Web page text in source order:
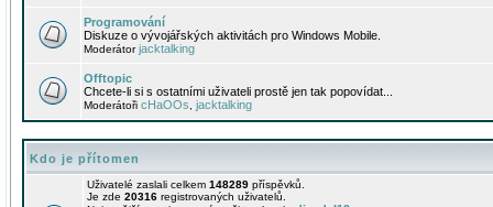
Programování
Diskuze o vývojářských aktivitách pro Windows Mobile.
Moderátorjacktalking
Offtopic
Chcete-li si s ostatními uživateli prostě jen tak popovídat...
Moderátoři cHaOOs jacktalking
Kdo je přítomen
Uživatelé zaslali celkem 148289 příspěvků.
Je zde 20316 registrovaných uživatelů.